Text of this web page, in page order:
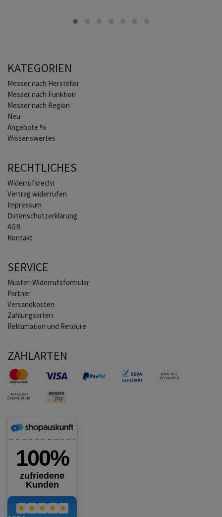
KATEGORIEN
Home
Messer nach Hersteller
Messer nach Funktion
Messer nach Region
Neu
Angebote %
Wissenswertes
RECHTLICHES
Widerrufs­recht
Vertrag widerrufen
Impressum
Daten­schutz­erklärung
AGB
Kontakt
SERVICE
Muster-Widerrufsformular
Partner
Versandkosten
Zahlungsarten
Reklamation und Retoure
ZAHLARTEN